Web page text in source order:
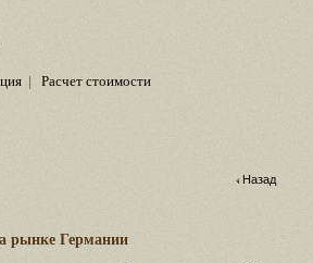
| Расчет стоимости
Назад
рынке Германии